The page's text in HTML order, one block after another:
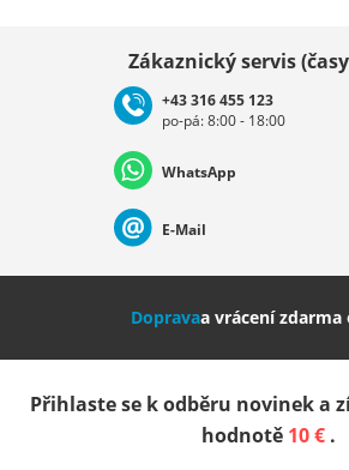
Deutschland Österreich
Nederland Italia (Italiano)
Slovenija
Zákaznický servis (časy
+43 316 455 123
po-pá: 8:00 - 18:00
WhatsApp
E-Mail
Dopravaa vrácení zdarma
Přihlaste se k odběru novinek a
hodnotě 10 € .